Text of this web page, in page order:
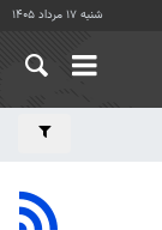
شنبه ۱۷ مرداد ۱۴۰۵